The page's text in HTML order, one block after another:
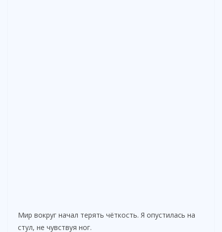
Мир вокруг начал терять чёткость. Я опустилась на
стул, не чувствуя ног.